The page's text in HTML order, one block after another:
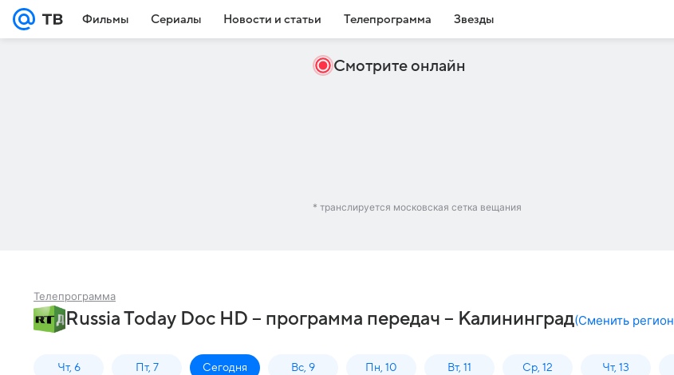
Фильмы Сериалы Новости и статьи Телепрограмма Звезды
Смотрите онлайн
* транслируется московская сетка вещания
Телепрограмма
Russia Today Doc HD – программа передач – Калининград(Сменить регион
Чт, 6 Пт, 7 Сегодня Вс, 9 Пн, 10 Вт, 11 Ср, 12 Чт, 13